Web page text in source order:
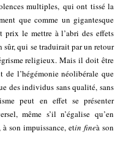
multiples, qui ont tissé la
que comme un gigantesque
prix le mettre à l’abri des effets
qui se traduirait par un retour
religieux. Mais il doit être
de l’hégémonie néolibérale que
des individus sans qualité, sans
peut en effet se présenter
même s’il n’égalise qu’en
son impuissance, etin fineà son